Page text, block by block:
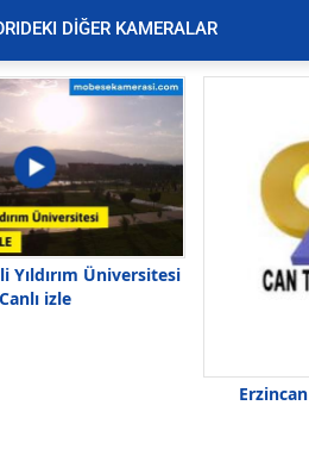
DİĞER KAMERALAR
Yıldırım Üniversitesi
Canlı izle